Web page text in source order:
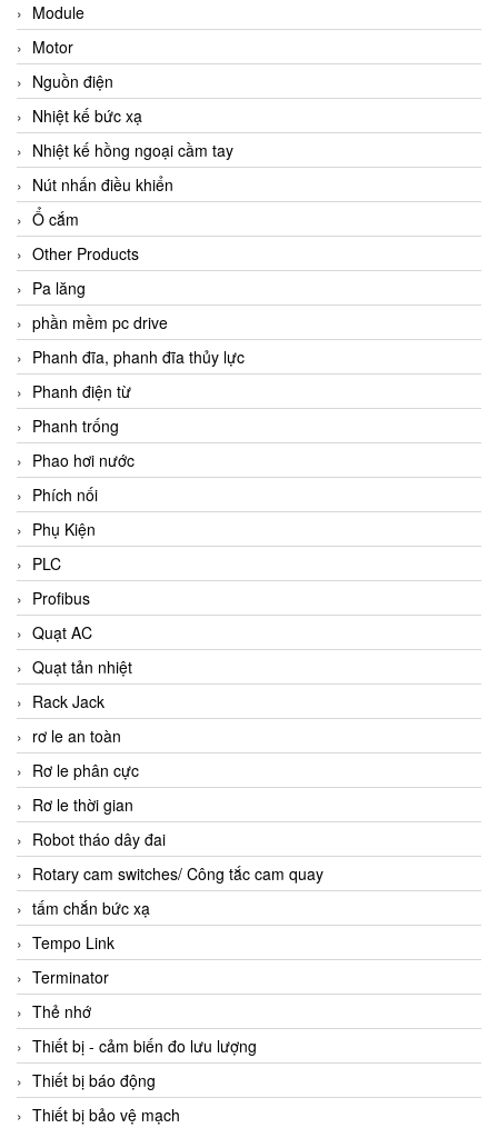
Module
Motor
Nguồn điện
Nhiệt kế bức xạ
Nhiệt kế hồng ngoại cầm tay
Nút nhấn điều khiển
Ổ cắm
Other Products
Pa lăng
phần mềm pc drive
Phanh đĩa, phanh đĩa thủy lực
Phanh điện từ
Phanh trống
Phao hơi nước
Phích nối
Phụ Kiện
PLC
Profibus
Quạt AC
Quạt tản nhiệt
Rack Jack
rơ le an toàn
Rơ le phân cực
Rơ le thời gian
Robot tháo dây đai
Rotary cam switches/ Công tắc cam quay
tấm chắn bức xạ
Tempo Link
Terminator
Thẻ nhớ
Thiết bị - cảm biến đo lưu lượng
Thiết bị báo động
Thiết bị bảo vệ mạch